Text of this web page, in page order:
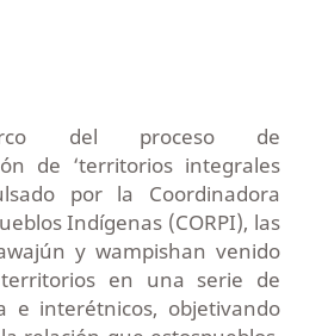
del proceso de
de ‘territorios integrales
por la Coordinadora
Indígenas (CORPI), las
y wampishan venido
en una serie de
e interétnicos, objetivando